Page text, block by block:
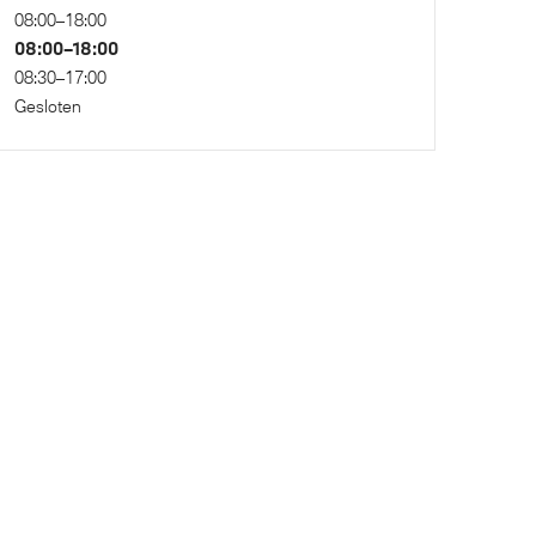
Anti blokkeer systeem
Flexible Fast Charger 2.0 (Mode 2)
08:00–18:00
08:00–18:00
08:30–17:00
Gesloten